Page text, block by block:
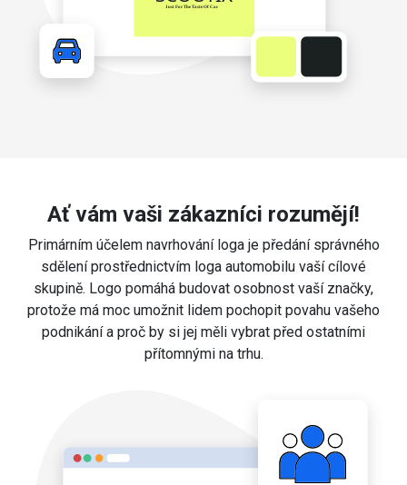
Ať vám vaši zákazníci rozumějí!
Primárním účelem navrhování loga je předání správného
sdělení prostřednictvím loga automobilu vaší cílové
skupině. Logo pomáhá budovat osobnost vaší značky,
protože má moc umožnit lidem pochopit povahu vašeho
podnikání a proč by si jej měli vybrat před ostatními
přítomnými na trhu.